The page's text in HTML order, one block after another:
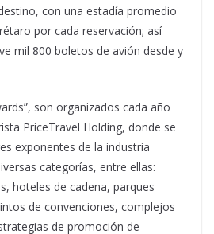
con una estadía promedio
por cada reservación; así
mil 800 boletos de avión desde y
son organizados cada año
PriceTravel Holding, donde se
exponentes de la industria
categorías, entre ellas:
hoteles de cadena, parques
de convenciones, complejos
de promoción de